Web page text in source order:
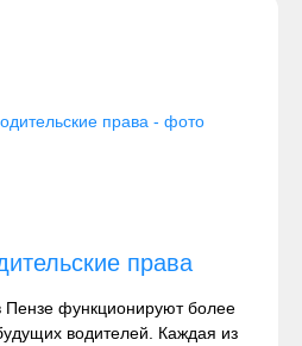
права
Пензе функционируют более
водителей. Каждая из